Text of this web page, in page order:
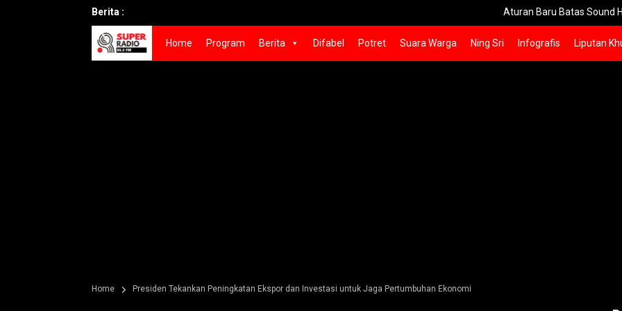
Berita : Aturan Baru Batas Sound Horeg
Home Program Berita Difabel Potret Suara Warga Ning Sri Infografis Liputan
Home Presiden Tekankan Peningkatan Ekspor dan Investasi untuk Jaga Pertumbuhan Ekonomi